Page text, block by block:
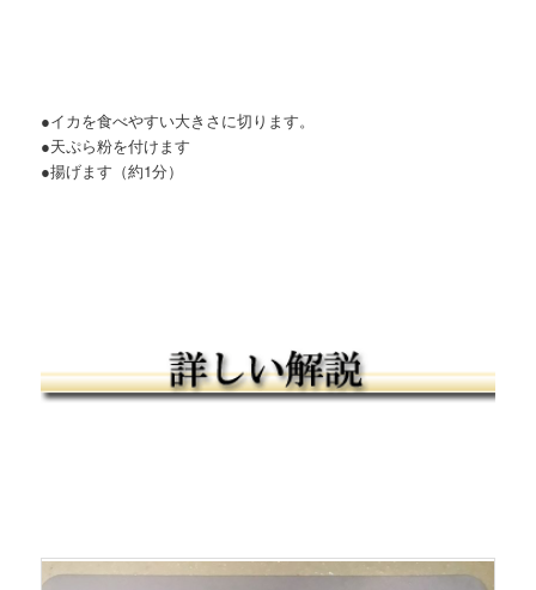
●イカを食べやすい大きさに切ります。
●天ぷら粉を付けます
●揚げます（約1分）